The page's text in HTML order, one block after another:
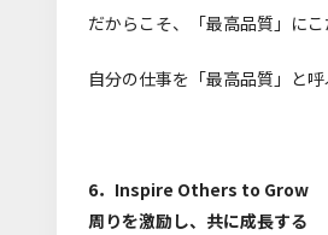
だからこそ、「最高品質」に
自分の仕事を「最高品質」と
6．Inspire Others to Grow
周りを激励し、共に成長する